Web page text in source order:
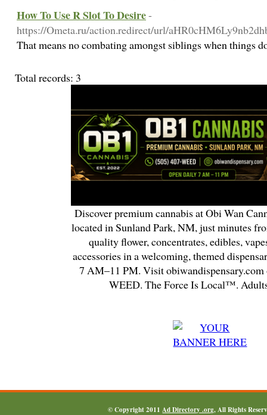
How To Use R Slot To Desire-
https://Ometa.ru/action.redirect/url/
That means no combating amongst siblings when things
Total records: 3
Discover premium cannabis at Obi Wan
located in Sunland Park, NM, just minutes
quality flower, concentrates, edibles,
accessories in a welcoming, themed
7 AM–11 PM. Visit
WEED. The Force Is Local™.
© Copyright 2011Ad Directory .org, All Rights